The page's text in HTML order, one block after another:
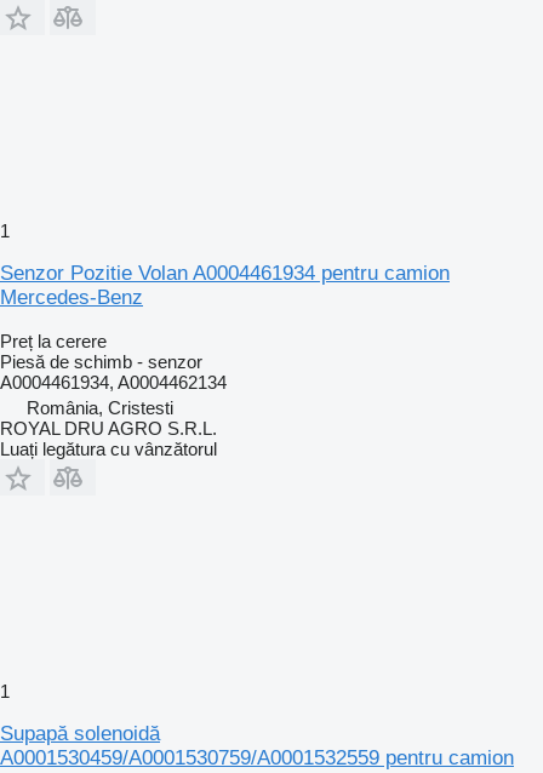
1
Senzor Pozitie Volan A0004461934 pentru camion
Mercedes-Benz
Preț la cerere
Piesă de schimb - senzor
A0004461934, A0004462134
România, Cristesti
ROYAL DRU AGRO S.R.L.
Luați legătura cu vânzătorul
1
Supapă solenoidă
A0001530459/A0001530759/A0001532559 pentru camion